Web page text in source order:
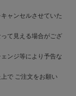
ャンセルさせていた
て見える場合がござ
ンジ等により予告な
で ご注文をお願い